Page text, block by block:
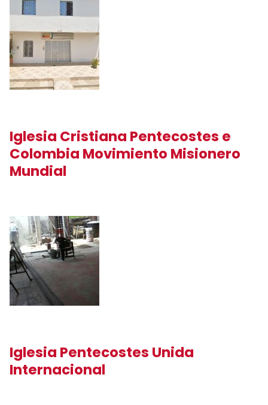
Iglesia Cristiana Pentecostes e
Colombia Movimiento Misionero
Mundial
Iglesia Pentecostes Unida
Internacional